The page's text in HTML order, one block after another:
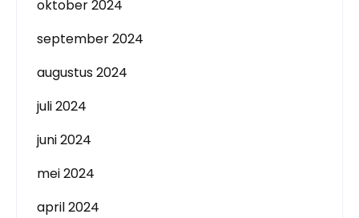
oktober 2024
september 2024
augustus 2024
juli 2024
juni 2024
mei 2024
april 2024